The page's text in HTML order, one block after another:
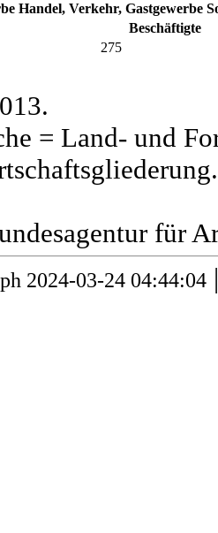
Handel, Verkehr, Gastgewerbe
Beschäftigte
275
= Land- und
für
2024-03-24 04:44:04